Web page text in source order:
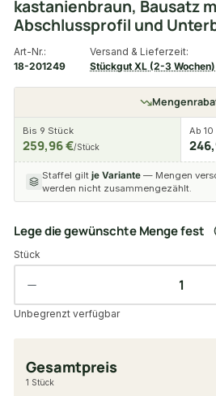
kastanienbraun, Bausatz
Abschlussprofil und
Art-Nr.:
18-201249
Versand & Lieferzeit:
Stückgut XL (2-3 Wochen)
Bis 9 Stück
259,96 €/Stück
Ab
Staffel gilt je Variante — Mengen
werden nicht zusammengezählt.
Lege die gewünschte Menge fest
Stück
Unbegrenzt verfügbar
Gesamtpreis
1 Stück